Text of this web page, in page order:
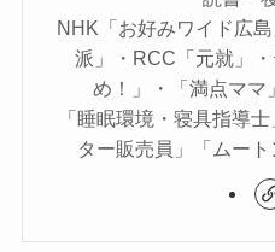
NHK「お好みワイド広
派」・RCC「元就」
め！」・「満点ママ
「睡眠環境・寝具指導
ター販売員」「ムート